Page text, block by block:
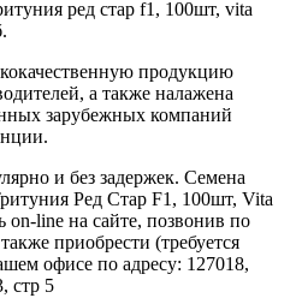
ред стар f1, 100шт, vita
продукцию
а также налажена
зарубежных компаний
и без задержек. Семена
Ред Стар F1, 100шт, Vita
line на сайте, позвонив по
приобрести (требуется
офисе по адресу: 127018,
стр 5